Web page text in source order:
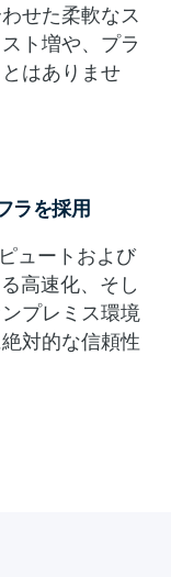
せた柔軟なス
ト増や、プラ
はありませ
ラを採用
ュートおよび
高速化、そし
プレミス環境
対的な信頼性